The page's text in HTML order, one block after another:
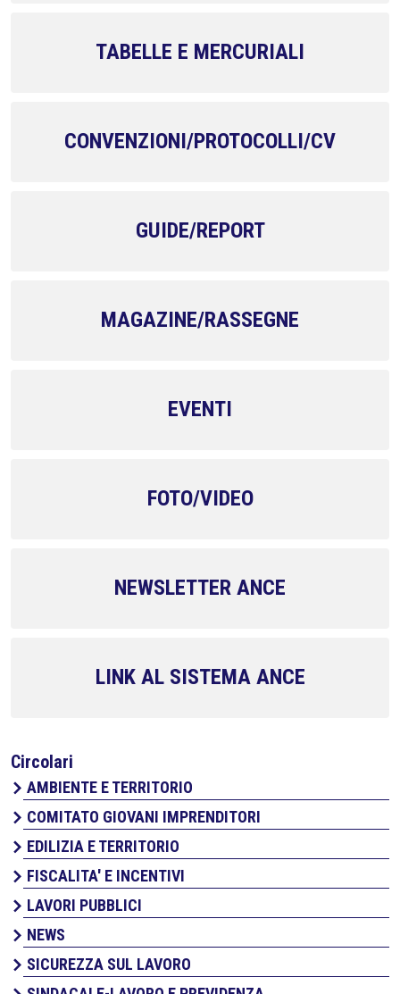
TABELLE E MERCURIALI
CONVENZIONI/PROTOCOLLI/CV
GUIDE/REPORT
MAGAZINE/RASSEGNE
EVENTI
FOTO/VIDEO
NEWSLETTER ANCE
LINK AL SISTEMA ANCE
Circolari
AMBIENTE E TERRITORIO
COMITATO GIOVANI IMPRENDITORI
EDILIZIA E TERRITORIO
FISCALITA' E INCENTIVI
LAVORI PUBBLICI
NEWS
SICUREZZA SUL LAVORO